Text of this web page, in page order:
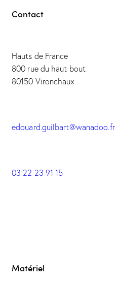
Contact
Hauts de France
800 rue du haut bout
80150 Vironchaux
edouard.guilbart@wanadoo.fr
03 22 23 91 15
Matériel